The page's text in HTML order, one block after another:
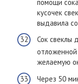
помощи
кусочек
выдавила
Сок свеклы
отложенной
желаемую
Через 50